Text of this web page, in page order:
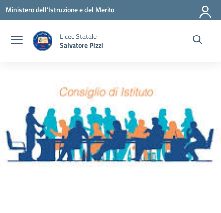
Vai ai contenuti
Vai al menu di navigazione
Vai al footer
Ministero dell'Istruzione e del Merito
Liceo Statale
Salvatore Pizzi